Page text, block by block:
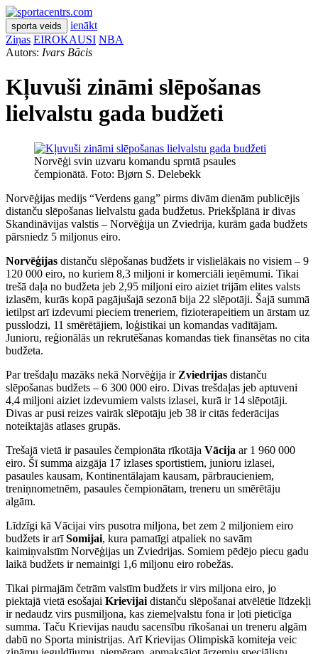
sporta veids
ienākt
Ziņas EIROKAUSI NBA
Autors: Ivars Bācis
Kļuvuši zināmi slēpošanas
lielvalstu gada budžeti
Norvēģi svin uzvaru komandu sprntā psaules
čempionātā. Foto: Bjørn S. Delebekk
Norvēģijas medijs “Verdens gang” pirms divām dienām publicējis
distanču slēpošanas lielvalstu gada budžetus. Priekšplānā ir divas
Skandināvijas valstis – Norvēģija un Zviedrija, kurām gada budžets
pārsniedz 5 miljonus eiro.
Norvēģijas distanču slēpošanas budžets ir vislielākais no visiem – 9
120 000 eiro, no kuriem 8,3 miljoni ir komerciāli ieņēmumi. Tikai
trešā daļa no budžeta jeb 2,95 miljoni eiro aiziet trijām elites valsts
izlasēm, kurās kopā pagājušajā sezonā bija 22 slēpotāji. Šajā summā
ietilpst arī izdevumi pieciem treneriem, fizioterapeitiem un ārstam uz
pusslodzi, 11 smērētājiem, loģistikai un komandas vadītājam.
Junioru, reģionālās un rekrutēšanas komandas tiek finansētas no cita
budžeta.
Par trešdaļu mazāks nekā Norvēģija ir Zviedrijas distanču
slēpošanas budžets – 6 300 000 eiro. Divas trešdaļas jeb aptuveni
4,4 miljoni aiziet izdevumiem valsts izlasei, kurā ir 14 slēpotāji.
Divas ar pusi reizes vairāk slēpotāju jeb 38 ir citās federācijas
noteiktajās atlases grupās.
Trešajā vietā ir pasaules čempionāta rīkotāja Vācija ar 1 960 000
eiro. Šī summa aizgāja 17 izlases sportistiem, junioru izlasei,
pasaules kausam, Kontinentālajam kausam, pārbraucieniem,
treniņnometnēm, pasaules čempionātam, treneru un smērētāju
algām.
Līdzīgi kā Vācijai virs pusotra miljona, bet zem 2 miljoniem eiro
budžets ir arīSomijai, kura pamatīgi atpaliek no savām
kaimiņvalstīm Norvēģijas un Zviedrijas. Somiem pēdējo piecu gadu
laikā budžets ir nemainīgi 1,6 miljonu eiro robežās.
Tikai pirmajām četrām valstīm budžets ir virs miljona eiro, jo
piektajā vietā esošajai Krievijai distanču slēpošanai atvēlētie līdzekļi
ir nedaudz virs pusmiljona, kas ziemeļvalstu fona ir ļoti pieticīga
summa. Taču Krievijas naudu sacensību rīkošanai un treneru algām
dabū no Sporta ministrijas. Arī Krievijas Olimpiskā komiteja veic